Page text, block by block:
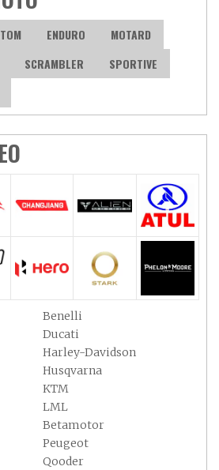
ENDURO
MOTARD
SCRAMBLER
SPORTIVE
Benelli
Ducati
Harley-Davidson
Husqvarna
KTM
LML
Betamotor
Peugeot
Qooder